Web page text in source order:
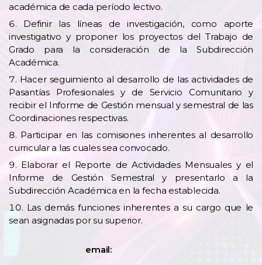
académica de cada período lectivo.
Definir las líneas de investigación, como aporte
investigativo y proponer los proyectos del Trabajo de
Grado para la consideración de la Subdirección
Académica.
Hacer seguimiento al desarrollo de las actividades de
Pasantías Profesionales y de Servicio Comunitario y
recibir el Informe de Gestión mensual y semestral de las
Coordinaciones respectivas.
Participar en las comisiones inherentes al desarrollo
curricular a las cuales sea convocado.
Elaborar el Reporte de Actividades Mensuales y el
Informe de Gestión Semestral y presentarlo a la
Subdirección Académica en la fecha establecida.
Las demás funciones inherentes a su cargo que le
sean asignadas por su superior.
email: